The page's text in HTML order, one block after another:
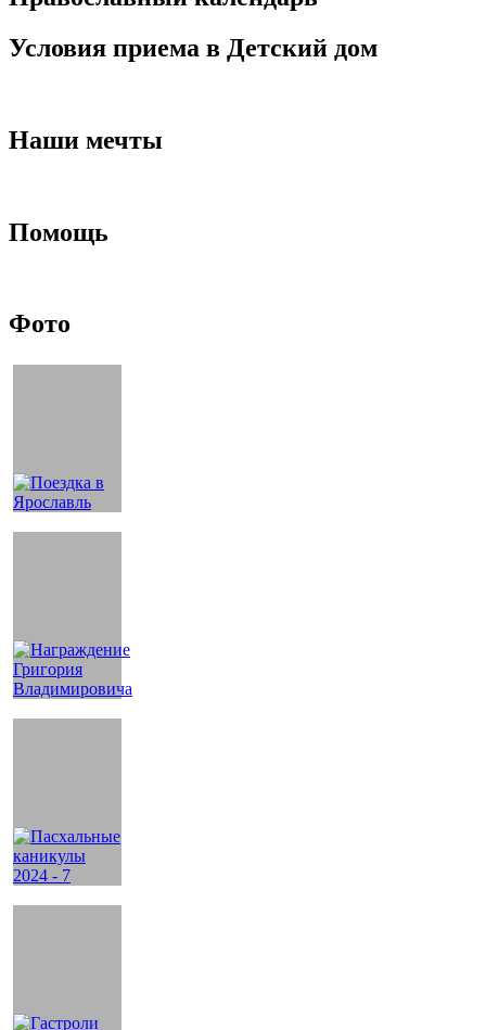
Условия приема в Детский дом
Наши мечты
Помощь
Фото